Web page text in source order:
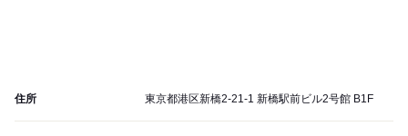
住所 東京都港区新橋2-21-1 新橋駅前ビル2号館 B1F